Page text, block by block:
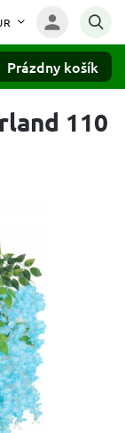
Prázdny košík
110